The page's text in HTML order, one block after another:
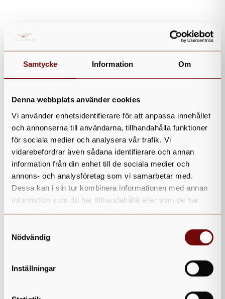
Samtycke Information Om
Denna webbplats använder cookies
Vi använder enhetsidentifierare för att anpassa innehållet
och annonserna till användarna, tillhandahålla funktioner
för sociala medier och analysera vår trafik. Vi
vidarebefordrar även sådana identifierare och annan
information från din enhet till de sociala medier och
annons- och analysföretag som vi samarbetar med.
Dessa kan i sin tur kombinera informationen med annan
information som du har tillhandahållit eller som de har
samlat in när du har använt deras tjänster.
Nödvändig
Inställningar